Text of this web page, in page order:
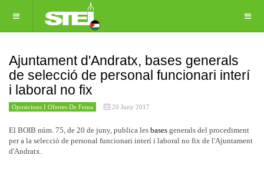
Ajuntament d'Andratx, bases generals
de selecció de personal funcionari interí
i laboral no fix
Oposicions I Ofertes De Feina 20 Juny 2017
El BOIB núm. 75, de 20 de juny, publica les bases generals del procediment
per a la selecció de personal funcionari interí i laboral no fix de l'Ajuntament
d'Andratx.